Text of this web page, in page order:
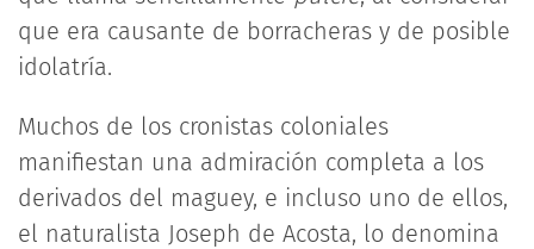
que era causante de borracheras y de posible
idolatría.
Muchos de los cronistas coloniales
manifiestan una admiración completa a los
derivados del maguey, e incluso uno de ellos,
el naturalista Joseph de Acosta, lo denomina